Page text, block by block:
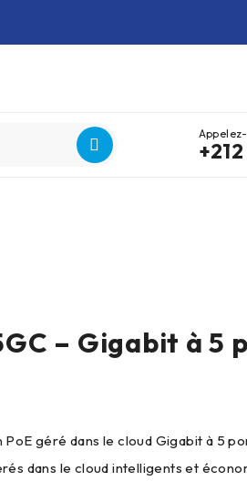
– Gigabit à 5
géré dans le cloud Gigabit à 5
dans le cloud intelligents et